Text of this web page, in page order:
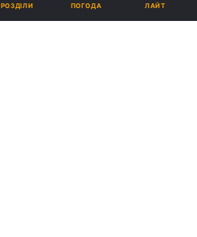
РОЗДІЛИ ПОГОДА ЛАЙТ